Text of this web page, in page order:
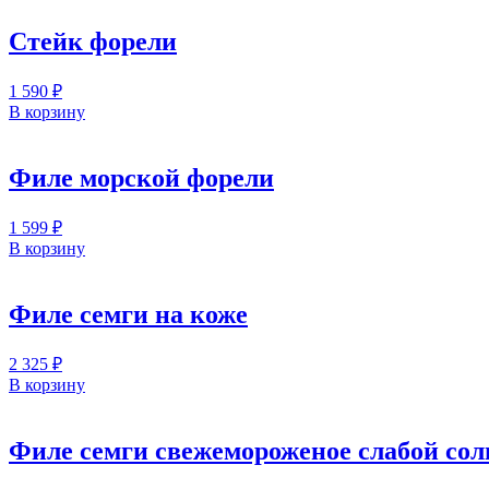
Стейк форели
1 590 ₽
В корзину
Филе морской форели
1 599 ₽
В корзину
Филе семги на коже
2 325 ₽
В корзину
Филе семги свежемороженое слабой